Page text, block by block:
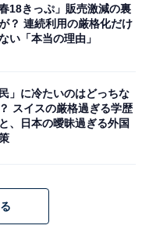
泉 ほどあいの宿 六峰舘」公
、筑後川のほとりに
にした宿です。最大
2つの泉質を堪能で
風呂」からは雄大
贅沢な時間を演出し
春18きっぷ」販売激減の裏
？ 連続利用の厳格化だけ
い「本当の理由」
民」に冷たいのはどっちな
スイスの厳格過ぎる学歴
、日本の曖昧過ぎる外国